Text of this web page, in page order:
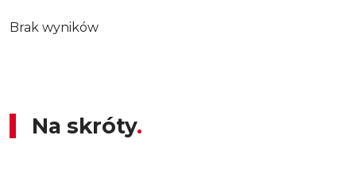
Brak wyników
Na skróty